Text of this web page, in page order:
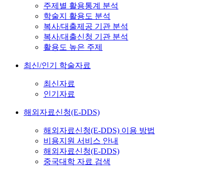
주제별 활용통계 분석
학술지 활용도 분석
복사/대출제공 기관 분석
복사/대출신청 기관 분석
활용도 높은 주제
최신/인기 학술자료
최신자료
인기자료
해외자료신청(E-DDS)
해외자료신청(E-DDS) 이용 방법
비용지원 서비스 안내
해외자료신청(E-DDS)
중국대학 자료 검색